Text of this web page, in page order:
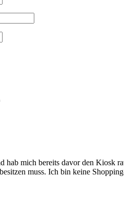
hab mich bereits davor den
muss. Ich bin keine